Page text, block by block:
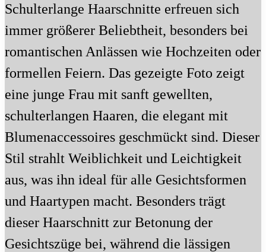
Schulterlange Haarschnitte erfreuen sich
immer größerer Beliebtheit, besonders bei
romantischen Anlässen wie Hochzeiten oder
formellen Feiern. Das gezeigte Foto zeigt
eine junge Frau mit sanft gewellten,
schulterlangen Haaren, die elegant mit
Blumenaccessoires geschmückt sind. Dieser
Stil strahlt Weiblichkeit und Leichtigkeit
aus, was ihn ideal für alle Gesichtsformen
und Haartypen macht. Besonders trägt
dieser Haarschnitt zur Betonung der
Gesichtszüge bei, während die lässigen